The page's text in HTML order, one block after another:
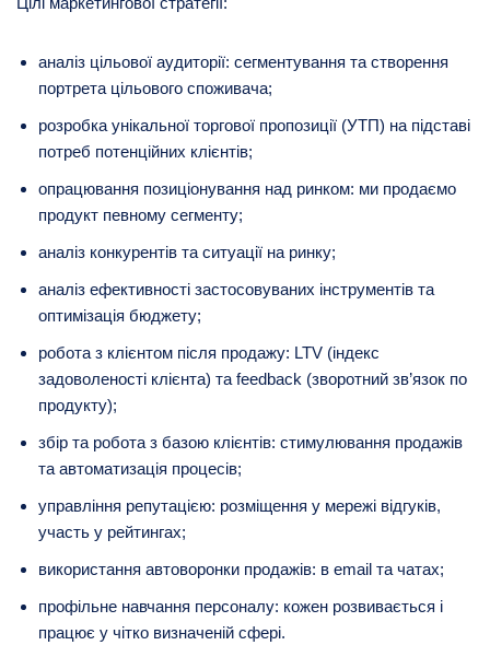
аналіз цільової аудиторії: сегментування та створення
портрета цільового споживача;
розробка унікальної торгової пропозиції (УТП) на підставі
потреб потенційних клієнтів;
опрацювання позиціонування над ринком: ми продаємо
продукт певному сегменту;
аналіз конкурентів та ситуації на ринку;
аналіз ефективності застосовуваних інструментів та
оптимізація бюджету;
робота з клієнтом після продажу: LTV (індекс
задоволеності клієнта) та feedback (зворотний зв’язок по
продукту);
збір та робота з базою клієнтів: стимулювання продажів
та автоматизація процесів;
управління репутацією: розміщення у мережі відгуків,
участь у рейтингах;
використання автоворонки продажів: в email та чатах;
профільне навчання персоналу: кожен розвивається і
працює у чітко визначеній сфері.